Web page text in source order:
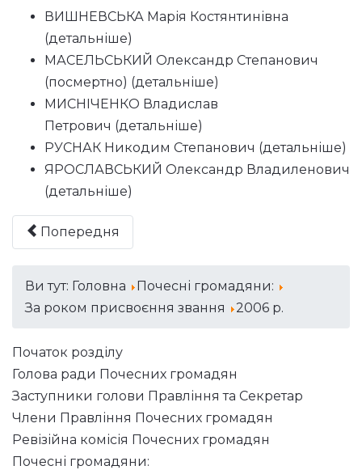
ВИШНЕВСЬКА Марія Костянтинівна
(детальніше)
МАСЕЛЬСЬКИЙ Олександр Степанович
(посмертно) (детальніше)
МИСНІЧЕНКО Владислав
Петрович (детальніше)
РУСНАК Никодим Степанович (детальніше)
ЯРОСЛАВСЬКИЙ Олександр Владиленович
(детальніше)
Попередня
Ви тут: Головна
Почесні громадяни:
За роком присвоєння звання
2006 р.
Початок розділу
Голова ради Почесних громадян
Заступники голови Правління та Секретар
Члени Правління Почесних громадян
Ревізійна комісія Почесних громадян
Почесні громадяни: